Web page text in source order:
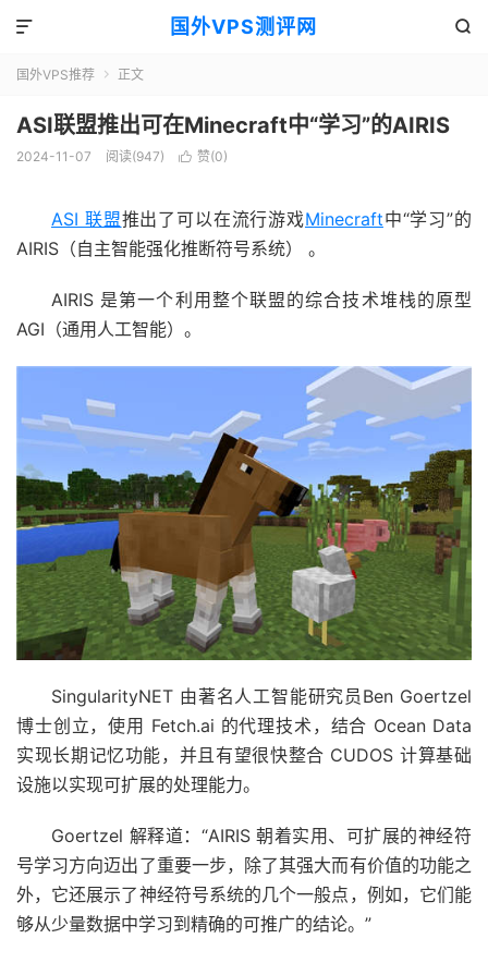
国外VPS测评网 

国外VPS推荐  正文
ASI联盟推出可在Minecraft中“学习”的AIRIS
2024-11-07 阅读(947)  赞(0)
ASI 联盟推出了可以在流行游戏Minecraft中“学习”的
AIRIS（自主智能强化推断符号系统） 。
AIRIS 是第一个利用整个联盟的综合技术堆栈的原型
AGI（通用人工智能）。
SingularityNET 由著名人工智能研究员 Ben Goertzel
博士创立，使用 Fetch.ai 的代理技术，结合 Ocean Data
实现长期记忆功能，并且有望很快整合 CUDOS 计算基础
设施以实现可扩展的处理能力。
Goertzel 解释道：“AIRIS 朝着实用、可扩展的神经符
号学习方向迈出了重要一步，除了其强大而有价值的功能之
外，它还展示了神经符号系统的几个一般点，例如，它们能
够从少量数据中学习到精确的可推广的结论。”